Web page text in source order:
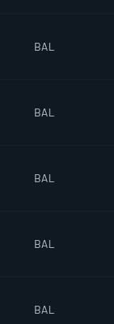
BAL
BAL
BAL
BAL
BAL